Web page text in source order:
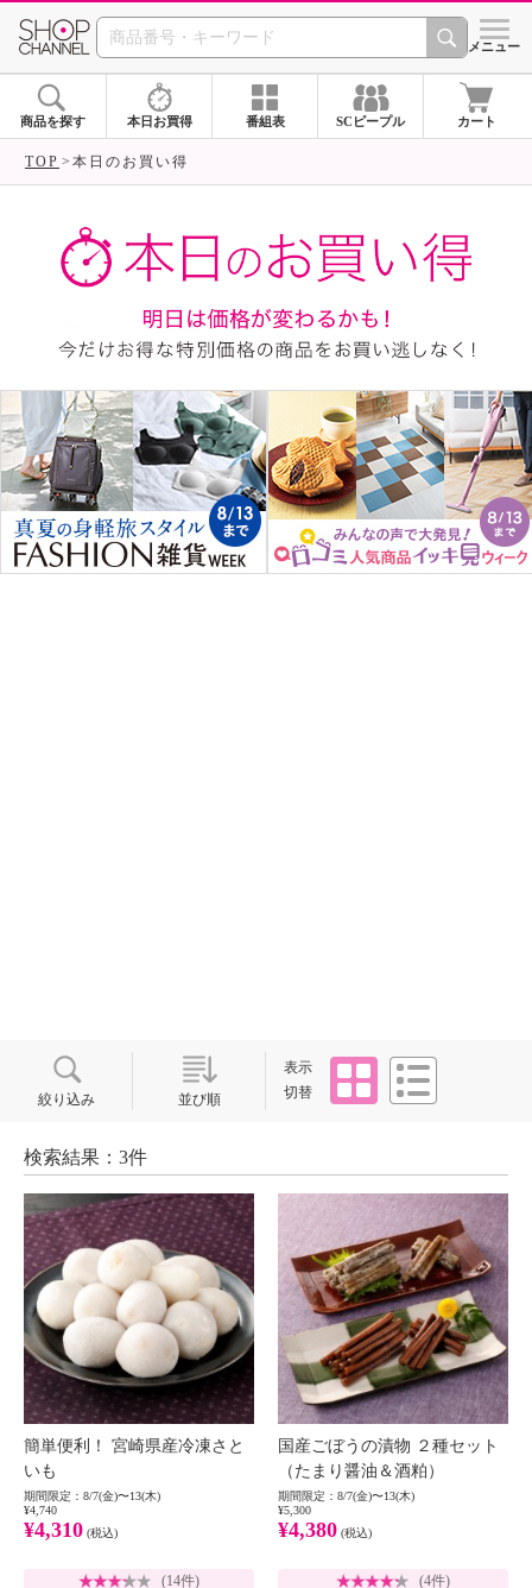
SHOP CHANNEL ショッ
メニュー
商品を探す 本日お買得 番組表 SCピープル カート
TOP 本日のお買い得
絞り込み 並び順
表示
切替
タイル
検索結果：3件
簡単便利！ 宮崎県産冷凍さと
いも
期間限定：8/7(金)〜13(木)
¥4,740
¥4,310 (税込)
(14件)
国産ごぼうの漬物 ２種セット
（たまり醤油＆酒粕）
期間限定：8/7(金)〜13(木)
¥5,300
¥4,380 (税込)
(4件)